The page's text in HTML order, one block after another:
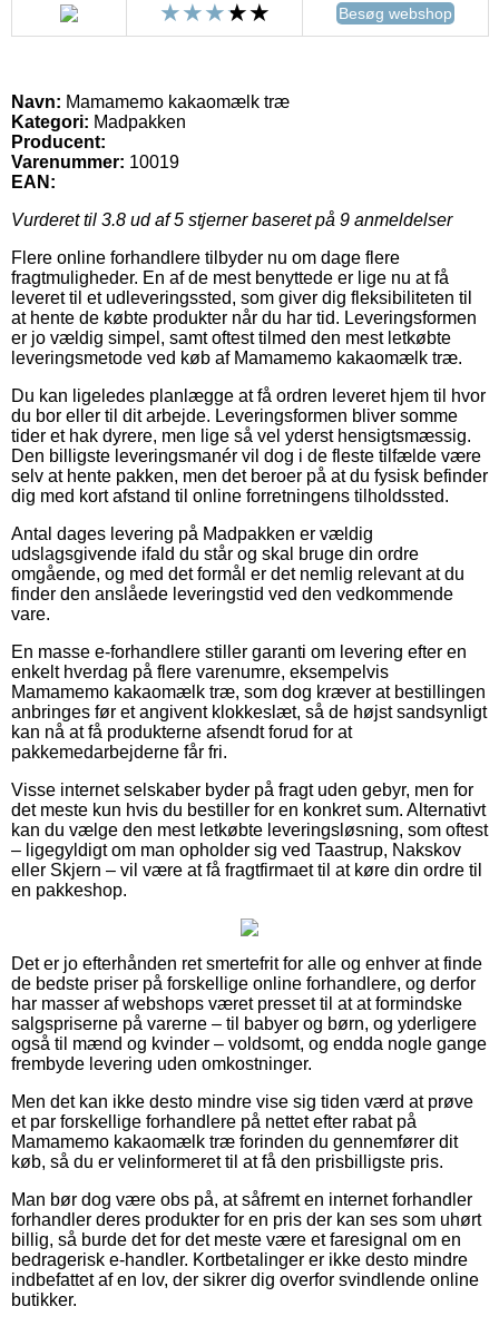
Besøg webshop
Navn: Mamamemo kakaomælk træ
Kategori: Madpakken
Producent:
Varenummer: 10019
EAN:
Vurderet til 3.8 ud af 5 stjerner baseret på 9 anmeldelser
Flere online forhandlere tilbyder nu om dage flere
fragtmuligheder. En af de mest benyttede er lige nu at få
leveret til et udleveringssted, som giver dig fleksibiliteten til
at hente de købte produkter når du har tid. Leveringsformen
er jo vældig simpel, samt oftest tilmed den mest letkøbte
leveringsmetode ved køb af Mamamemo kakaomælk træ.
Du kan ligeledes planlægge at få ordren leveret hjem til hvor
du bor eller til dit arbejde. Leveringsformen bliver somme
tider et hak dyrere, men lige så vel yderst hensigtsmæssig.
Den billigste leveringsmanér vil dog i de fleste tilfælde være
selv at hente pakken, men det beroer på at du fysisk befinder
dig med kort afstand til online forretningens tilholdssted.
Antal dages levering på Madpakken er vældig
udslagsgivende ifald du står og skal bruge din ordre
omgående, og med det formål er det nemlig relevant at du
finder den anslåede leveringstid ved den vedkommende
vare.
En masse e-forhandlere stiller garanti om levering efter en
enkelt hverdag på flere varenumre, eksempelvis
Mamamemo kakaomælk træ, som dog kræver at bestillingen
anbringes før et angivent klokkeslæt, så de højst sandsynligt
kan nå at få produkterne afsendt forud for at
pakkemedarbejderne får fri.
Visse internet selskaber byder på fragt uden gebyr, men for
det meste kun hvis du bestiller for en konkret sum. Alternativt
kan du vælge den mest letkøbte leveringsløsning, som oftest
– ligegyldigt om man opholder sig ved Taastrup, Nakskov
eller Skjern – vil være at få fragtfirmaet til at køre din ordre til
en pakkeshop.
Det er jo efterhånden ret smertefrit for alle og enhver at finde
de bedste priser på forskellige online forhandlere, og derfor
har masser af webshops været presset til at at formindske
salgspriserne på varerne – til babyer og børn, og yderligere
også til mænd og kvinder – voldsomt, og endda nogle gange
frembyde levering uden omkostninger.
Men det kan ikke desto mindre vise sig tiden værd at prøve
et par forskellige forhandlere på nettet efter rabat på
Mamamemo kakaomælk træ forinden du gennemfører dit
køb, så du er velinformeret til at få den prisbilligste pris.
Man bør dog være obs på, at såfremt en internet forhandler
forhandler deres produkter for en pris der kan ses som uhørt
billig, så burde det for det meste være et faresignal om en
bedragerisk e-handler. Kortbetalinger er ikke desto mindre
indbefattet af en lov, der sikrer dig overfor svindlende online
butikker.